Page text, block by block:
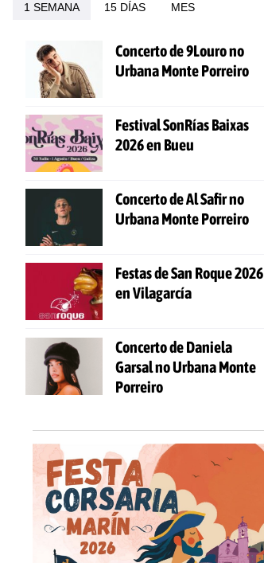
1 SEMANA 15 DÍAS MES
Concerto de 9Louro no
Urbana Monte Porreiro
Festival SonRías Baixas
2026 en Bueu
Concerto de Al Safir no
Urbana Monte Porreiro
Festas de San Roque 2026
en Vilagarcía
Concerto de Daniela
Garsal no Urbana Monte
Porreiro